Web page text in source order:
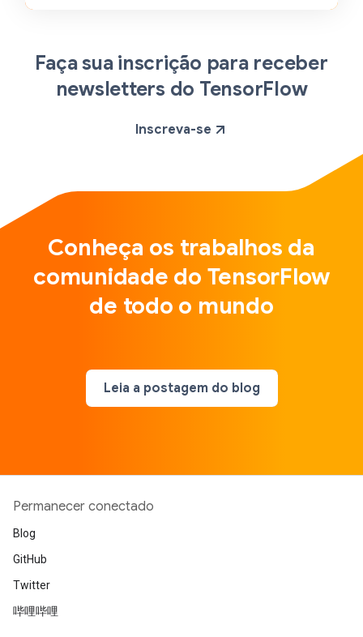
Faça sua inscrição para receber
newsletters do TensorFlow
Inscreva-se
Conheça os trabalhos da
comunidade do TensorFlow
de todo o mundo
Leia a postagem do blog
Permanecer conectado
Blog
GitHub
Twitter
哔哩哔哩